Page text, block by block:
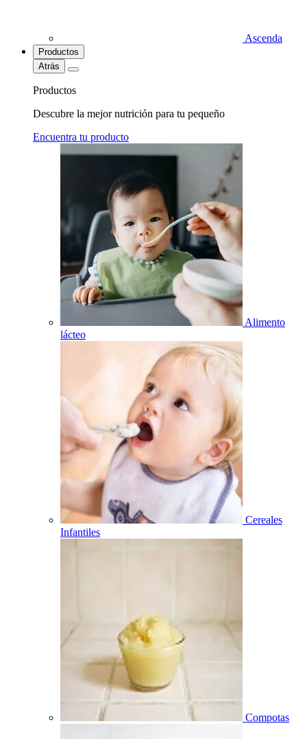
Ascenda
Productos
Atrás
Productos
Descubre la mejor nutrición para tu pequeño
Encuentra tu producto
Alimento
lácteo
Cereales
Infantiles
Compotas